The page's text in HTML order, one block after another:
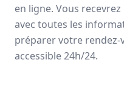
en ligne. Vous
avec toutes les
préparer votre rendez-
accessible 24h/24.